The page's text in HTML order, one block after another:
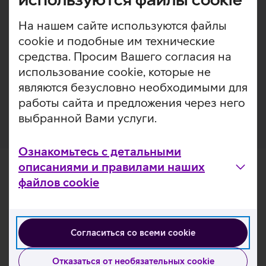
На нашем сайте используются файлы
cookie и подобные им технические
средства. Просим Вашего согласия на
использование cookie, которые не
являются безусловно необходимыми для
работы сайта и предложения через него
выбранной Вами услуги.
Ознакомьтесь с детальными
описаниями и правилами наших
файлов cookie
Согласиться со всеми cookie
Отказаться от необязательных cookie
подушки безопасности, защищая телефон от ударов и
обеспечивая высокий уровень предотвращения
царапин без ущерба для функциональности и
внешнего вида устройства. Помимо этого, защитное
стекло покрыто специальным слоем, препятствующим
образованию отпечатков пальцев.